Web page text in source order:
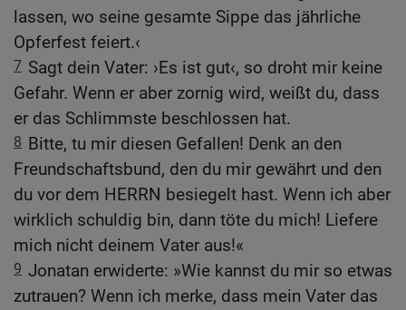
lassen, wo seine gesamte Sippe das jährliche
Opferfest feiert.‹
7 Sagt dein Vater: ›Es ist gut‹, so droht mir keine
Gefahr. Wenn er aber zornig wird, weißt du, dass
er das Schlimmste beschlossen hat.
8 Bitte, tu mir diesen Gefallen! Denk an den
Freundschaftsbund, den du mir gewährt und den
du vor dem HERRN besiegelt hast. Wenn ich aber
wirklich schuldig bin, dann töte du mich! Liefere
mich nicht deinem Vater aus!«
9 Jonatan erwiderte: »Wie kannst du mir so etwas
zutrauen? Wenn ich merke, dass mein Vater das